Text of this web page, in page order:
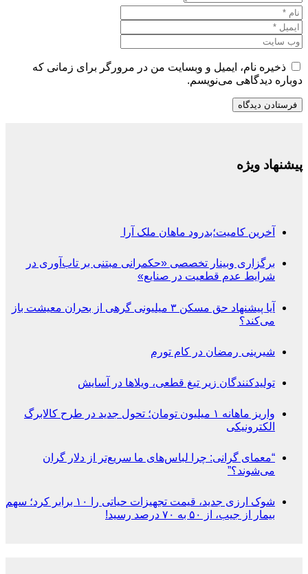
ذخیره نام، ایمیل و وبسایت من در مرورگر برای زمانی که
دوباره دیدگاهی می‌نویسم.
پیشنهاد ویژه
آخرین کامیت؛بدرود ماهان ملک آرا
برگزاری وبینار تخصصی «حکمرانی مبتنی بر تاب‌آوری در
شرایط عدم قطعیت در صنایع»
آیا پیشنهاد حق مسکن ۳ میلیونی گرهی از بحران معیشت باز
می‌کند؟
شیرینی رمضان در کام تورم
تولیدکنندگان زیر تیغ قطعی، ویلاها در آسایش
واریز ماهانه ۱ میلیون تومان؛ تحول جدید در طرح کالابرگ
الکترونیکی
“معمای گرانی: چرا لباس‌های ما سریع‌تر از دلار گران
می‌شوند؟”
شوک ارزی جدید، قیمت تجهیزات حیاتی را ۱۰ برابر کرد؛ سهم
بیمار از جیب، از ۵۰ به ۷۰ درصد رسید!